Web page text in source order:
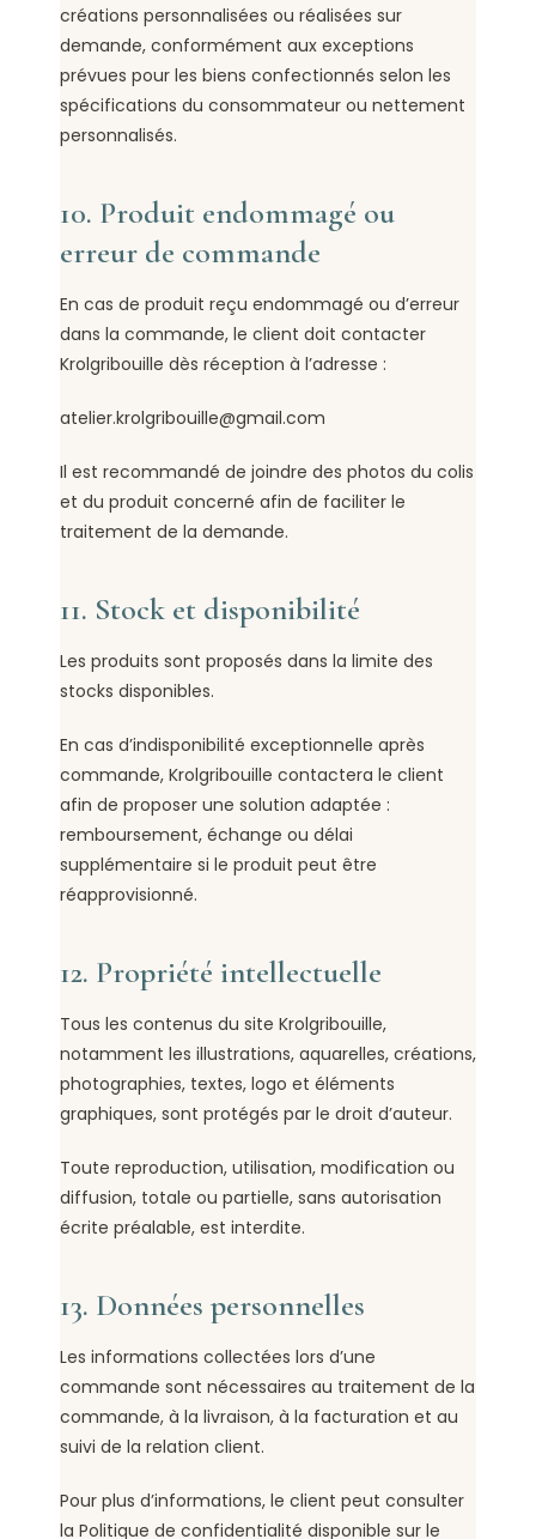
créations personnalisées ou réalisées sur
demande, conformément aux exceptions
prévues pour les biens confectionnés selon les
spécifications du consommateur ou nettement
personnalisés.
10. Produit endommagé ou
erreur de commande
En cas de produit reçu endommagé ou d’erreur
dans la commande, le client doit contacter
Krolgribouille dès réception à l’adresse :
atelier.krolgribouille@gmail.com
Il est recommandé de joindre des photos du colis
et du produit concerné afin de faciliter le
traitement de la demande.
11. Stock et disponibilité
Les produits sont proposés dans la limite des
stocks disponibles.
En cas d’indisponibilité exceptionnelle après
commande, Krolgribouille contactera le client
afin de proposer une solution adaptée :
remboursement, échange ou délai
supplémentaire si le produit peut être
réapprovisionné.
12. Propriété intellectuelle
Tous les contenus du site Krolgribouille,
notamment les illustrations, aquarelles, créations,
photographies, textes, logo et éléments
graphiques, sont protégés par le droit d’auteur.
Toute reproduction, utilisation, modification ou
diffusion, totale ou partielle, sans autorisation
écrite préalable, est interdite.
13. Données personnelles
Les informations collectées lors d’une
commande sont nécessaires au traitement de la
commande, à la livraison, à la facturation et au
suivi de la relation client.
Pour plus d’informations, le client peut consulter
la Politique de confidentialité disponible sur le